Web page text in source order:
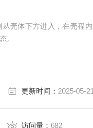
壳体下方进入，在壳程
。
更新时间： 2025-05-21
访问量： 682